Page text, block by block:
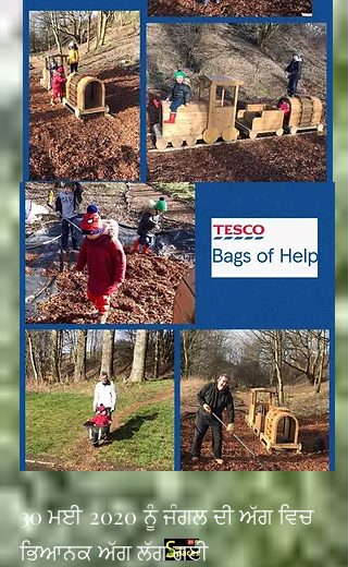
30 ਮਈ 2020 ਨੂੰ ਜੰਗਲ ਦੀ ਅੱਗ ਵਿਚ
ਭਿਆਨਕ ਅੱਗ ਲੱਗ ਗਈ